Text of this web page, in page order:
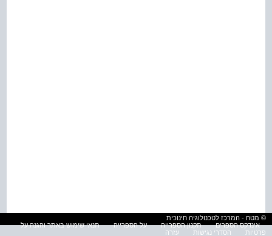
© מטח - המרכז לטכנולוגיה חינוכית
אינדקס הספרים
תקנון הספרייה על הספרייה
תנאי שימוש באתר והגנה על
פרטיות
הסדרי נגישות עזרה